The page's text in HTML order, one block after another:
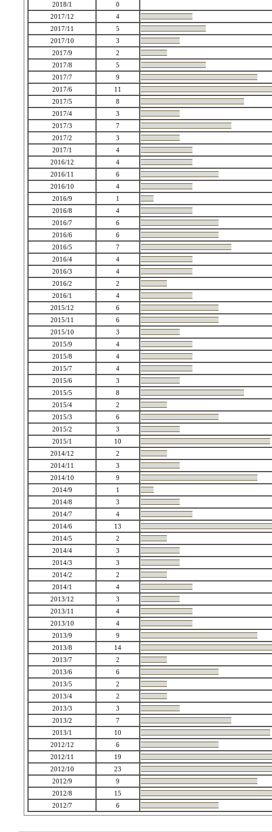
2018/1
0
2017/12
4
2017/11
5
2017/10
3
2017/9
2
2017/8
5
2017/7
9
2017/6
11
2017/5
8
2017/4
3
2017/3
7
2017/2
3
2017/1
4
2016/12
4
2016/11
6
2016/10
4
2016/9
1
2016/8
4
2016/7
6
2016/6
6
2016/5
7
2016/4
4
2016/3
4
2016/2
2
2016/1
4
2015/12
6
2015/11
6
2015/10
3
2015/9
4
2015/8
4
2015/7
4
2015/6
3
2015/5
8
2015/4
2
2015/3
6
2015/2
3
2015/1
10
2014/12
2
2014/11
3
2014/10
9
2014/9
1
2014/8
3
2014/7
4
2014/6
13
2014/5
2
2014/4
3
2014/3
3
2014/2
2
2014/1
4
2013/12
3
2013/11
4
2013/10
4
2013/9
9
2013/8
14
2013/7
2
2013/6
6
2013/5
2
2013/4
2
2013/3
3
2013/2
7
2013/1
10
2012/12
6
2012/11
19
2012/10
23
2012/9
9
2012/8
15
2012/7
6